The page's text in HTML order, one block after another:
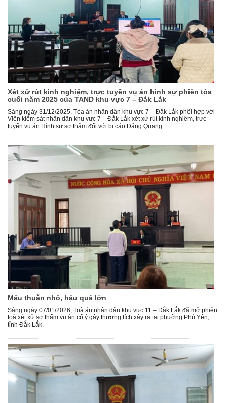
Xét xử rút kinh nghiệm, trực tuyến vụ án hình sự phiên tòa
cuối năm 2025 của TAND khu vực 7 – Đắk Lắk
Sáng ngày 31/12/2025, Tòa án nhân dân khu vực 7 – Đắk Lắk phối hợp với
Viện kiểm sát nhân dân khu vực 7 – Đắk Lắk xét xử rút kinh nghiệm, trực
tuyến vụ án Hình sự sơ thẩm đối với bị cáo Đặng Quang...
Mâu thuẫn nhỏ, hậu quả lớn
Sáng ngày 07/01/2026, Toà án nhân dân khu vực 11 – Đắk Lắk đã mở phiên
toà xét xử sơ thẩm vụ án cố ý gây thương tích xảy ra tại phường Phú Yên,
tỉnh Đắk Lắk.